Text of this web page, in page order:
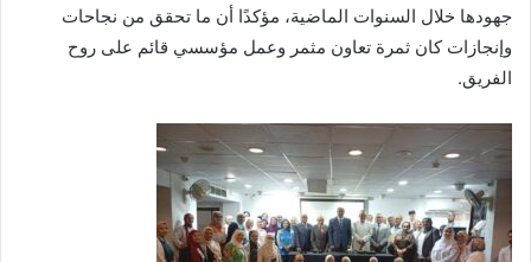
جهودها خلال السنوات الماضية، مؤكدًا أن ما تحقق من نجاحات
وإنجازات كان ثمرة تعاون مثمر وعمل مؤسسي قائم على روح
الفريق.